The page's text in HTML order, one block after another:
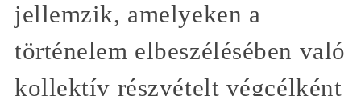
jellemzik, amelyeken a
történelem elbeszélésében való
kollektív részvételt végcélként